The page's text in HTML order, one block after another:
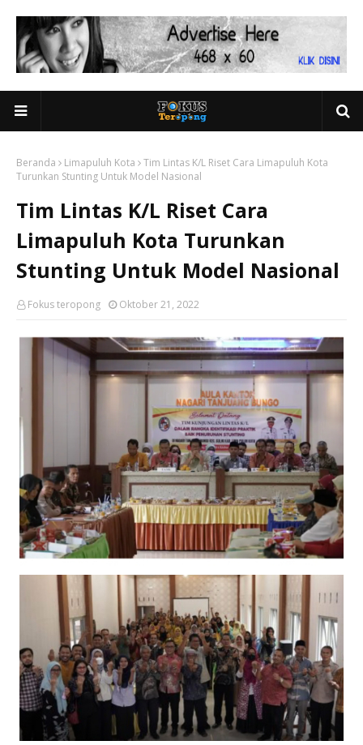
Beranda Limapuluh Kota
Tim Lintas K/L Riset Cara Limapuluh Kota
Turunkan Stunting Untuk Model Nasional
Tim Lintas K/L Riset Cara
Limapuluh Kota Turunkan
Stunting Untuk Model Nasional
Fokus teropong Oktober 21, 2022